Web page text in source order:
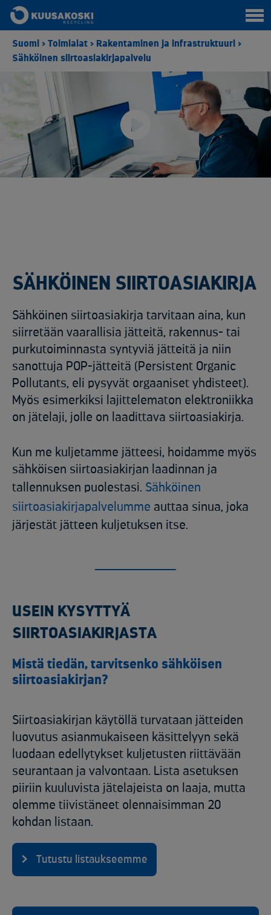
Suomi > Toimialat > Rakentaminen ja infrastruktuuri >
Sähköinen siirtoasiakirjapalvelu
SÄHKÖINEN SIIRTOASIAKIRJA
Sähköinen siirtoasiakirja tarvitaan aina, kun
siirretään vaarallisia jätteitä, rakennus- tai
purkutoiminnasta syntyviä jätteitä ja niin
sanottuja POP-jätteitä (Persistent Organic
Pollutants, eli pysyvät orgaaniset yhdisteet).
Myös esimerkiksi lajittelematon elektroniikka
on jätelaji, jolle on laadittava siirtoasiakirja.
Kun me kuljetamme jätteesi, hoidamme myös
sähköisen siirtoasiakirjan laadinnan ja
tallennuksen puolestasi. Sähköinen
siirtoasiakirjapalvelumme auttaa sinua, joka
järjestät jätteen kuljetuksen itse.
USEIN KYSYTTYÄ
SIIRTOASIAKIRJASTA
Mistä tiedän, tarvitsenko sähköisen
siirtoasiakirjan?
Siirtoasiakirjan käytöllä turvataan jätteiden
luovutus asianmukaiseen käsittelyyn sekä
luodaan edellytykset kuljetusten riittävään
seurantaan ja valvontaan. Lista asetuksen
piiriin kuuluvista jätelajeista on laaja, mutta
olemme tiivistäneet olennaisimman 20
kohdan listaan.
Tutustu listaukseemme